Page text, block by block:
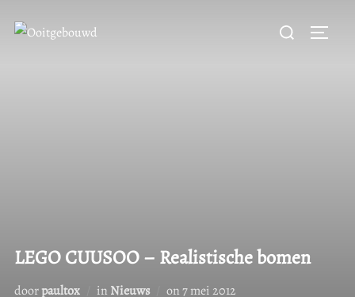
naar
Zoek
LEGO CUUSOO – Realistische bomen
doorpaultox in Nieuws onGeplaatst
7 mei 2012